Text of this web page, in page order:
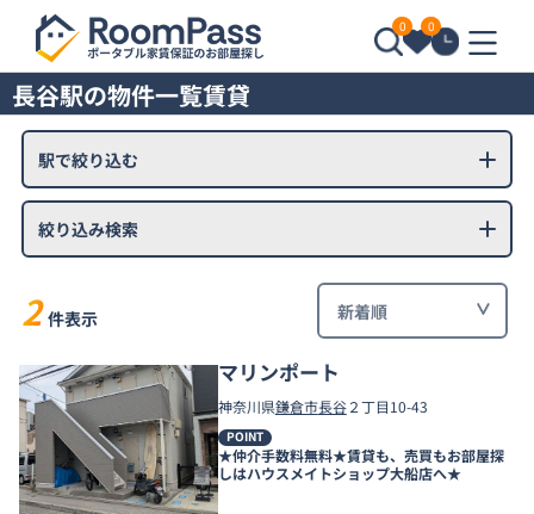
0 0
長谷駅の物件一覧賃貸
駅で絞り込む
絞り込み検索
2 件表示
マリンポート
神奈川県鎌倉市長谷２丁目10-43
POINT
★仲介手数料無料★賃貸も、売買もお部屋探
しはハウスメイトショップ大船店へ★